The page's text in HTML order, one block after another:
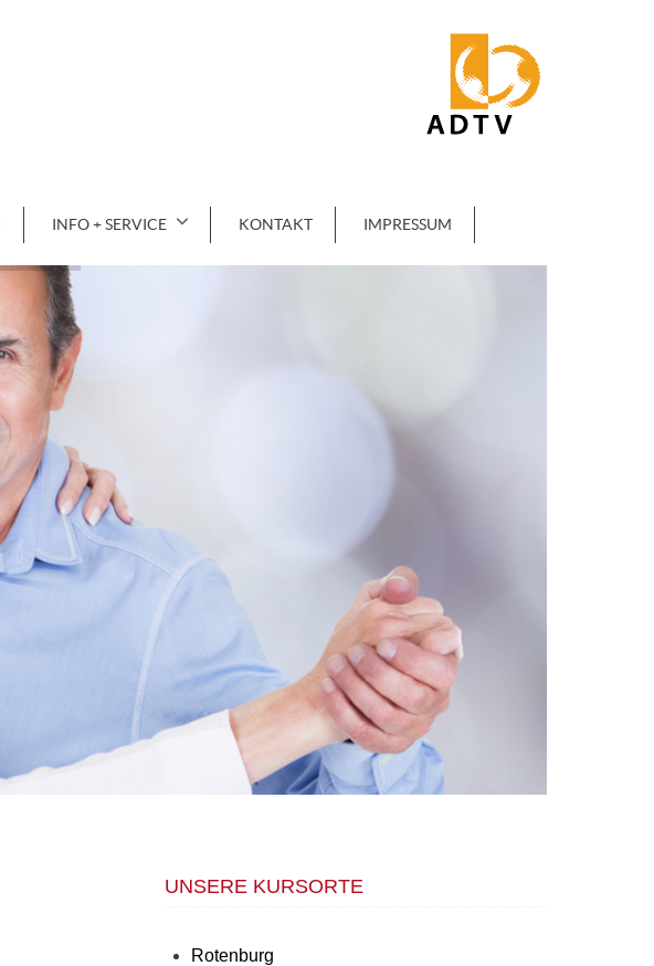
INFO + SERVICE KONTAKT IMPRESSUM
UNSERE KURSORTE
Rotenburg